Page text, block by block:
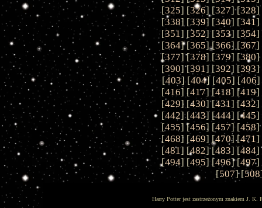
[325] [326] [327] [328]
[338] [339] [340] [341]
[351] [352] [353] [354]
[364] [365] [366] [367]
[377] [378] [379] [380]
[390] [391] [392] [393]
[403] [404] [405] [406]
[416] [417] [418] [419]
[429] [430] [431] [432]
[442] [443] [444] [445]
[455] [456] [457] [458]
[468] [469] [470] [471]
[481] [482] [483] [484]
[494] [495] [496] [497]
[507] [508
Harry Potter jest zastrzeżonym znakiem J. K.